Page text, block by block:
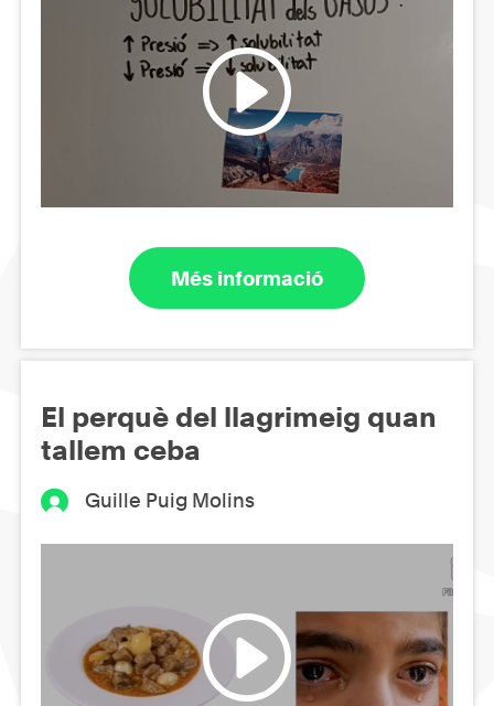
Més informació
El perquè del llagrimeig quan
tallem ceba
Guille Puig Molins